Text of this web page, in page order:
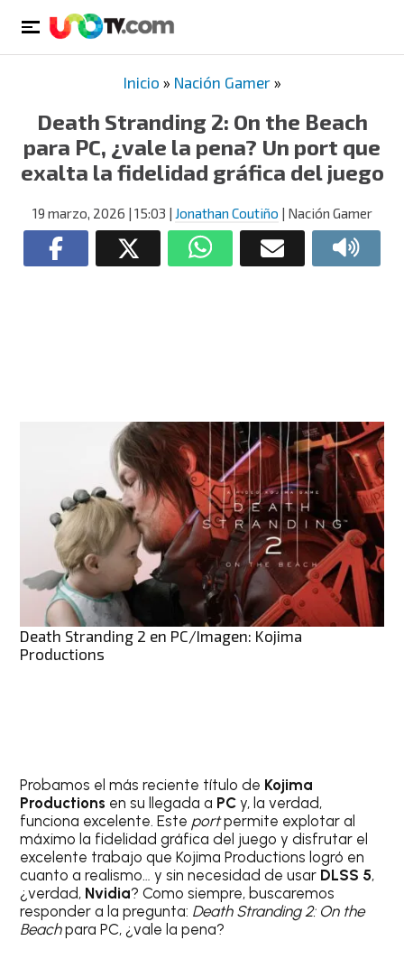
Inicio » Nación Gamer»
Death Stranding 2: On the Beach
para PC, ¿vale la pena? Un port que
exalta la fidelidad gráfica del juego
19 marzo, 2026 | 15:03 | Jonathan Coutiño | Nación Gamer
Death Stranding 2 en PC/Imagen: Kojima
Productions
Probamos el más reciente título de Kojima
Productions en su llegada a PC y, la verdad,
funciona excelente. Este portpermite explotar al
máximo la fidelidad gráfica del juego y disfrutar el
excelente trabajo que Kojima Productions logró en
cuanto a realismo… y sin necesidad de usar DLSS 5,
¿verdad, Nvidia? Como siempre, buscaremos
responder a la pregunta: Death Stranding 2: On the
Beachpara PC, ¿vale la pena?